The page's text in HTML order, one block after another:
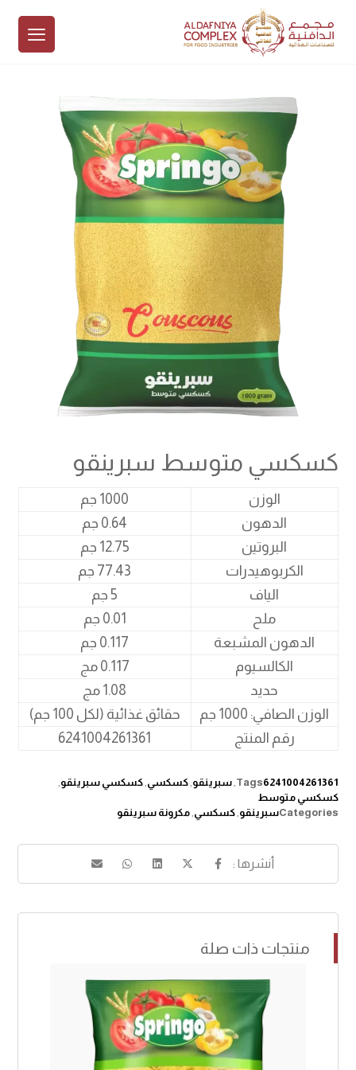
كسكسي متوسط سبرينقو
الوزن
1000 جم
الدهون
0.64 جم
البروتين
12.75 جم
الكربوهيدرات
77.43 جم
الياف
5 جم
ملح
0.01 جم
الدهون المشبعة
0.117 جم
الكالسيوم
0.117 مج
حديد
1.08 مج
الوزن الصافي: 1000 جم
حقائق غذائية (لكل 100 جم)
رقم المنتج
6241004261361
Tags6241004261361
,سبرينقو ,كسكسي ,كسكسي سبرينقو
كسكسي متوسط
Categoriesسبرينقو ,كسكسي ,مكرونة سبرينقو
منتجات ذات صلة